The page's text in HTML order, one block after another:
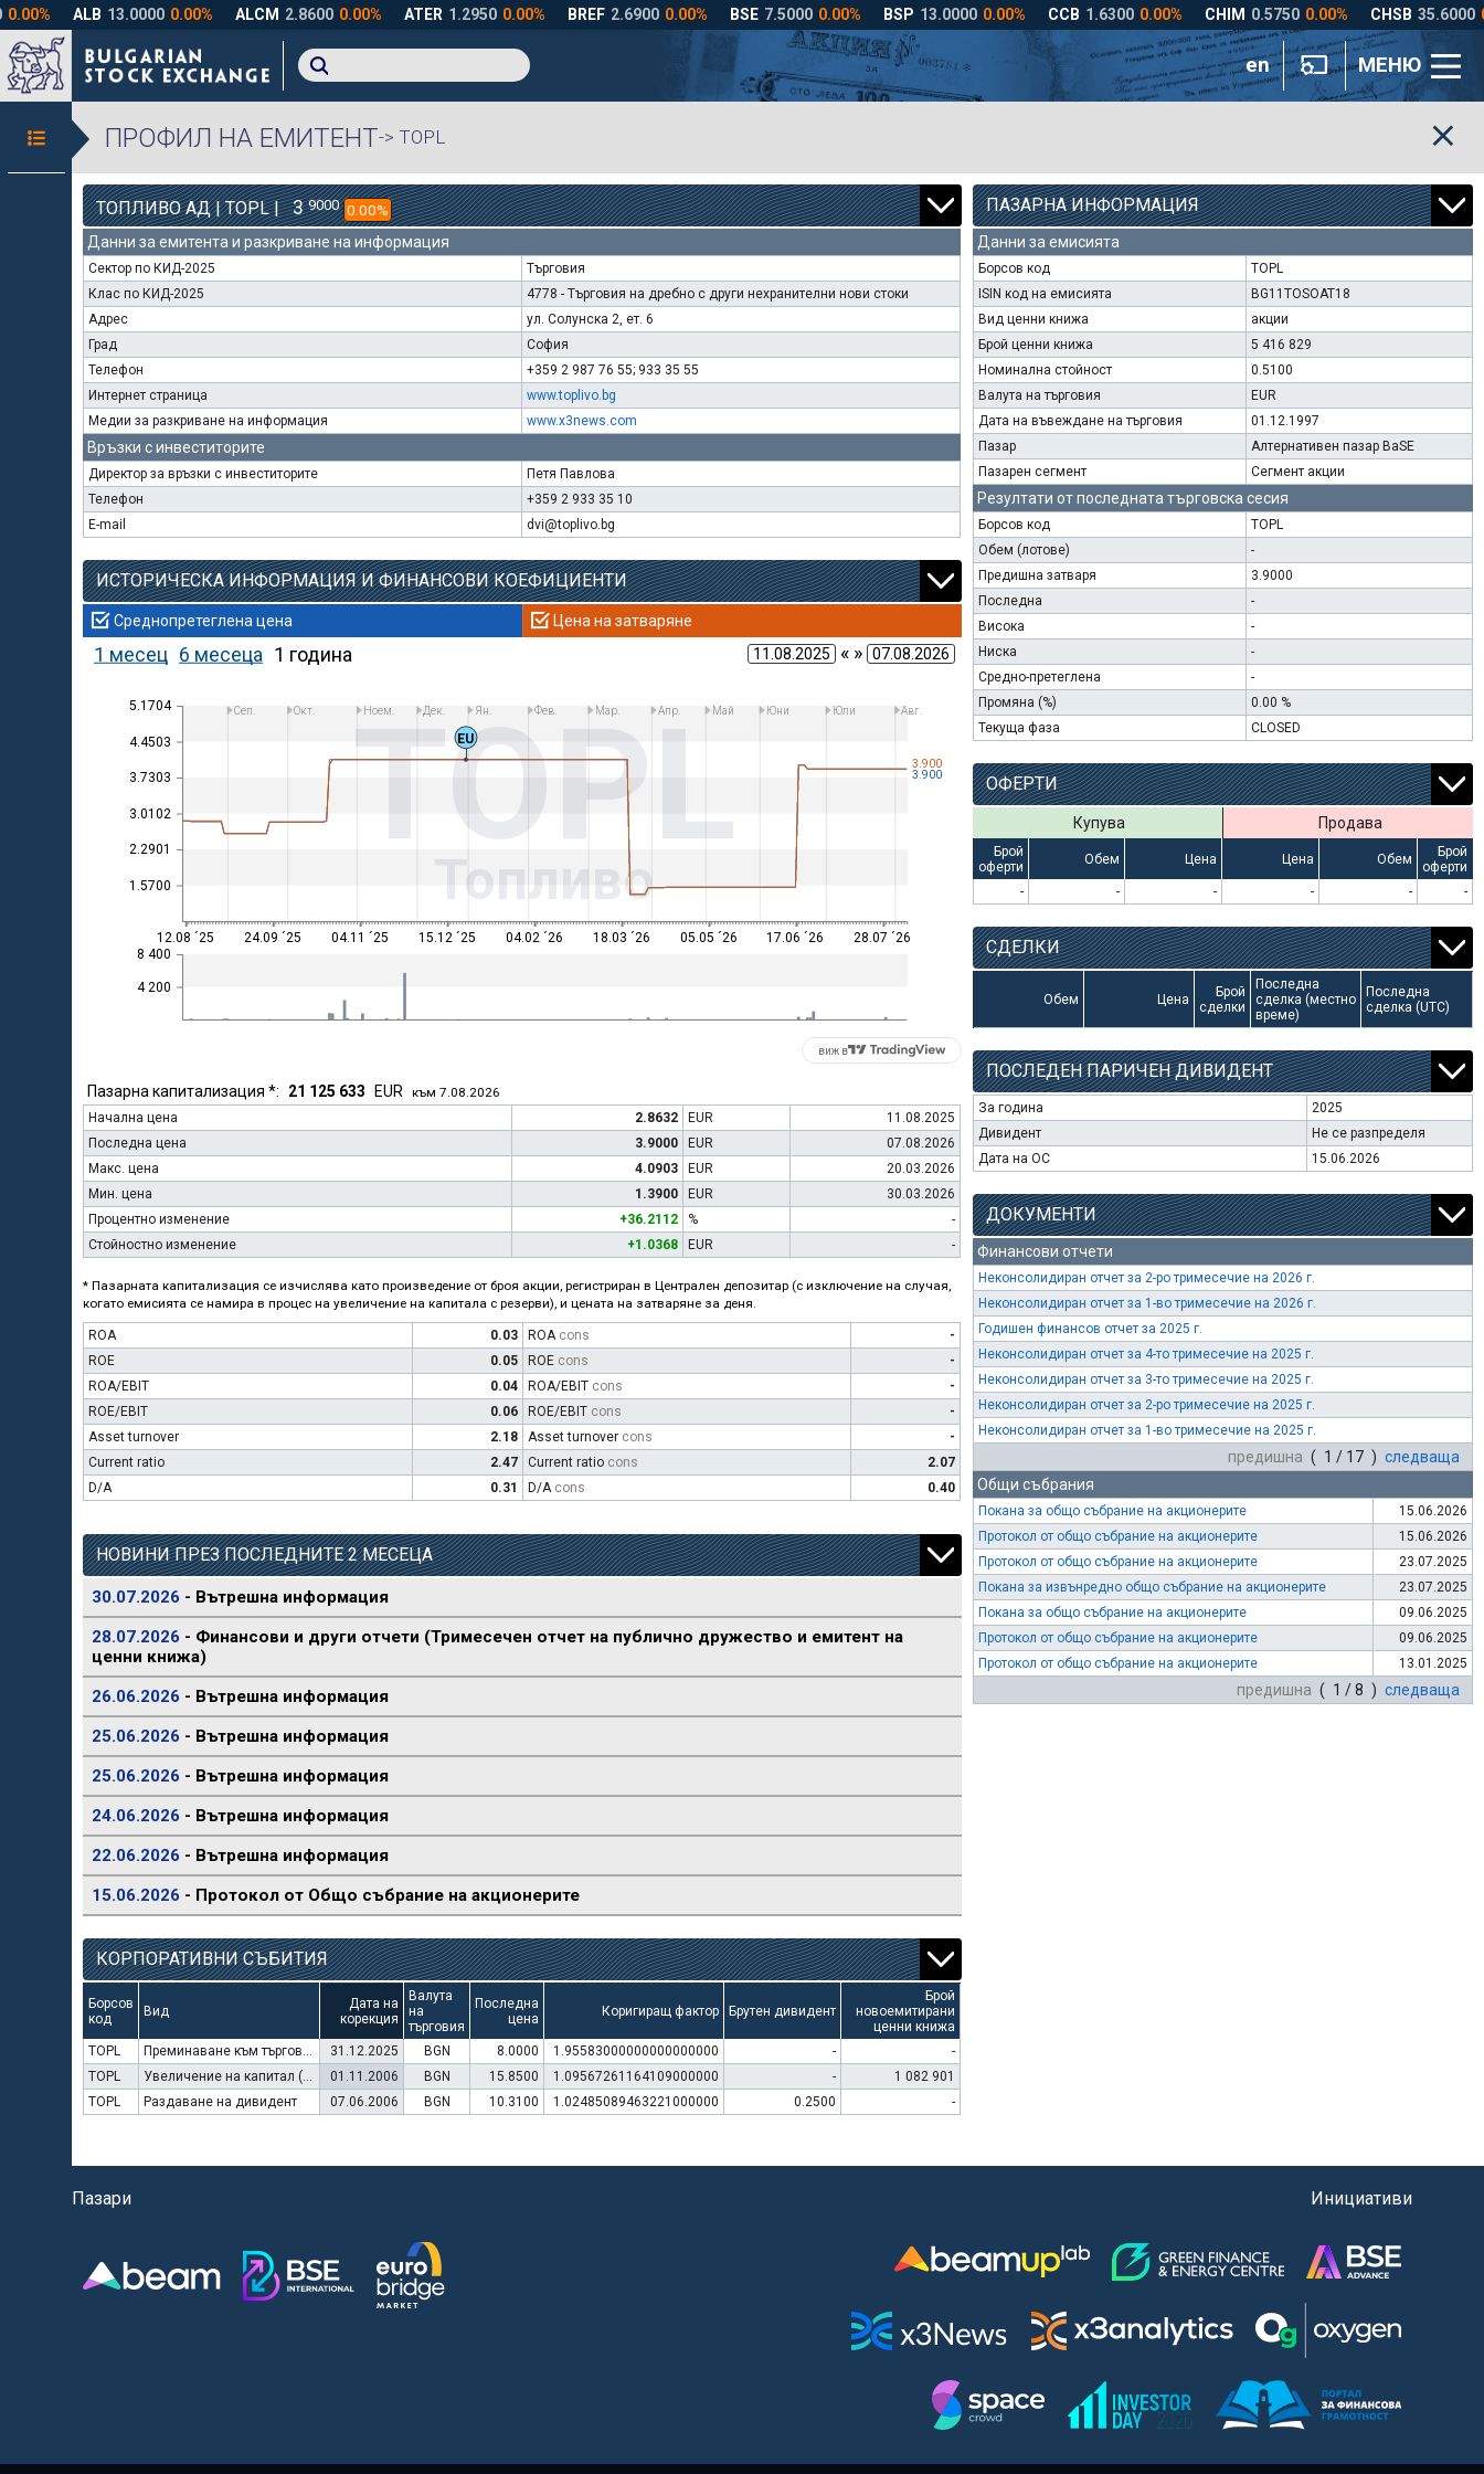
en МЕНЮ
ПРОФИЛ НА ЕМИТЕНТ-> TOPL
ТОПЛИВО АД | TOPL | 3 9000 0.00%
Данни за емитента и разкриване на информация
Сектор по КИД-2025
Търговия
Клас по КИД-2025
4778 - Търговия на дребно с други нехранителни нови стоки
Адрес
ул. Солунска 2, ет. 6
Град
София
Телефон
+359 2 987 76 55; 933 35 55
Интернет страница
www.toplivo.bg
Медии за разкриване на информация
www.x3news.com
Връзки с инвеститорите
Директор за връзки с инвеститорите
Петя Павлова
Телефон
+359 2 933 35 10
E-mail
dvi@toplivo.bg
ИСТОРИЧЕСКА ИНФОРМАЦИЯ И ФИНАНСОВИ КОЕФИЦИЕНТИ
Среднопретеглена цена Цена на затваряне
1 месец 6 месеца 1 година « »
1.5700
2.2901
3.0102
3.7303
4.4503
5.1704 TOPL
Топливо
4 200
8 400
3.900
3.900
12.08 ´25
Сеп.
24.09 ´25
Окт. Ноем.
04.11 ´25
Дек.
15.12 ´25
Ян. Фев.
04.02 ´26
Мар.
18.03 ´26
Апр. Май
05.05 ´26
Юни
17.06 ´26
Юли
28.07 ´26
Авг.
EU
виж в
Пазарна капитализация *: 21 125 633 EUR към 7.08.2026
Начална цена
2.8632 EUR
11.08.2025
Последна цена
3.9000 EUR
07.08.2026
Макс. цена
4.0903 EUR
20.03.2026
Мин. цена
1.3900 EUR
30.03.2026
Процентно изменение
+36.2112 %
-
Стойностно изменение
+1.0368 EUR -
* Пазарната капитализация се изчислява като произведение от броя акции, регистриран в Централен депозитар (с изключение на случая,
когато емисията се намира в процес на увеличение на капитала с резерви), и цената на затваряне за деня.
ROA 0.03 ROA cons
-
ROE
0.05 ROE cons
-
ROA/EBIT
0.04 ROA/EBIT cons
-
ROE/EBIT
0.06 ROE/EBIT cons
-
Asset turnover
2.18 Asset turnover cons
-
Current ratio
2.47 Current ratio cons
2.07
D/A
0.31 D/A cons 0.40
НОВИНИ ПРЕЗ ПОСЛЕДНИТЕ 2 МЕСЕЦА
30.07.2026 - Вътрешна информация
28.07.2026 - Финансови и други отчети (Тримесечен отчет на публично дружество и емитент на
ценни книжа)
26.06.2026 - Вътрешна информация
25.06.2026 - Вътрешна информация
25.06.2026 - Вътрешна информация
24.06.2026 - Вътрешна информация
22.06.2026 - Вътрешна информация
15.06.2026 - Протокол от Общо събрание на акционерите
КОРПОРАТИВНИ СЪБИТИЯ
Борсов
код
Вид
Дата на
корекция
Валута
на
търговия
Последна
цена
Коригиращ фактор Брутен дивидент
Брой
новоемитирани
ценни книжа
TOPL
Преминаване към търговия в Евро 31.12.2025 BGN 8.0000 1.95583000000000000000 -
-
TOPL
Увеличение на капитал (права) 01.11.2006 BGN 15.8500 1.09567261164109000000 -
1 082 901
TOPL
Раздаване на дивидент 07.06.2006 BGN 10.3100 1.02485089463221000000 0.2500 -
ПАЗАРНА ИНФОРМАЦИЯ
Данни за емисията
Борсов код
TOPL
ISIN код на емисията
BG11TOSOAT18
Вид ценни книжа
акции
Брой ценни книжа
5 416 829
Номинална стойност
0.5100
Валута на търговия
EUR
Дата на въвеждане на търговия
01.12.1997
Пазар
Алтернативен пазар BaSE
Пазарен сегмент
Сегмент акции
Резултати от последната търговска сесия
Борсов код
TOPL
Обем (лотове)
-
Предишна затваря
3.9000
Последна
-
Висока
-
Ниска
-
Средно-претеглена
-
Промяна (%)
0.00 %
Текуща фаза
CLOSED
ОФЕРТИ
Купува Продава
Брой
оферти
Обем Цена Цена Обем
Брой
оферти
-
- - - - -
СДЕЛКИ
Обем Цена
Брой
сделки
Последна
сделка (местно
време)
Последна
сделка (UTC)
ПОСЛЕДЕН ПАРИЧЕН ДИВИДЕНТ
За година
2025
Дивидент
Не се разпределя
Дата на ОС
15.06.2026
ДОКУМЕНТИ
Финансови отчети
Неконсолидиран отчет за 2-ро тримесечие на 2026 г.
Неконсолидиран отчет за 1-во тримесечие на 2026 г.
Годишен финансов отчет за 2025 г.
Неконсолидиран отчет за 4-то тримесечие на 2025 г.
Неконсолидиран отчет за 3-то тримесечие на 2025 г.
Неконсолидиран отчет за 2-ро тримесечие на 2025 г.
Неконсолидиран отчет за 1-во тримесечие на 2025 г.
предишна ( 1 / 17 ) следваща
Общи събрания
Покана за общо събрание на акционерите
15.06.2026
Протокол от общо събрание на акционерите
15.06.2026
Протокол от общо събрание на акционерите
23.07.2025
Покана за извънредно общо събрание на акционерите
23.07.2025
Покана за общо събрание на акционерите
09.06.2025
Протокол от общо събрание на акционерите
09.06.2025
Протокол от общо събрание на акционерите
13.01.2025
предишна ( 1 / 8 ) следваща
Пазари Инициативи